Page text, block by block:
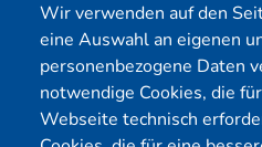
Wir verwenden auf den
eine Auswahl an eigenen
personenbezogene Daten
notwendige Cookies, die
Webseite technisch
Telefon:0231 39814905
E-Mail:
info@yekta-it.de
(Mo.-Fr.9-17 Uhr)